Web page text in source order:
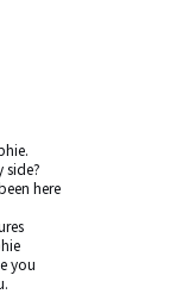
side?
here
you